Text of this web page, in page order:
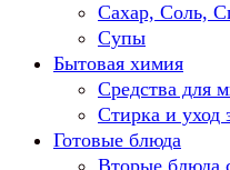
Сахар, Соль,
Супы
Бытовая химия
Средства для
Стирка и уход
Готовые блюда
Вторые блюда